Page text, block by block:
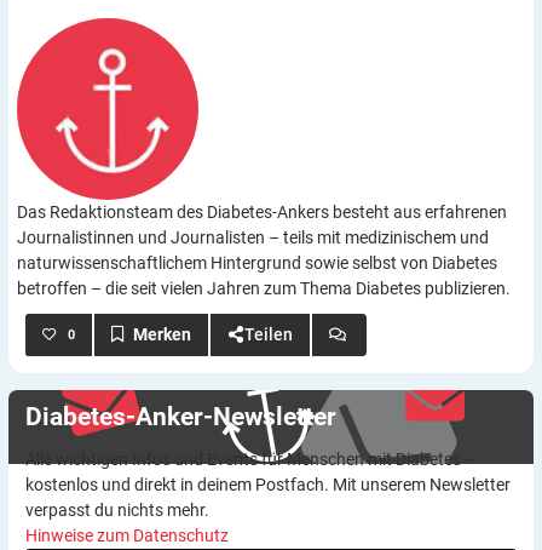
Das Redaktionsteam des Diabetes-Ankers besteht aus erfahrenen
Journalistinnen und Journalisten – teils mit medizinischem und
naturwissenschaftlichem Hintergrund sowie selbst von Diabetes
betroffen – die seit vielen Jahren zum Thema Diabetes publizieren.
0 Teilen
Diabetes-Anker-Newsletter
Alle wichtigen Infos und Events für Menschen mit Diabetes –
kostenlos und direkt in deinem Postfach. Mit unserem Newsletter
verpasst du nichts mehr.
Hinweise zum Datenschutz